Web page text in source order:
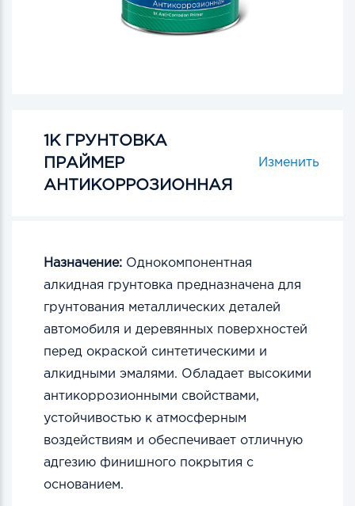
1К ГРУНТОВКА
ПРАЙМЕР
АНТИКОРРОЗИОННАЯ
Изменить
Назначение: Однокомпонентная
алкидная грунтовка предназначена для
грунтования металлических деталей
автомобиля и деревянных поверхностей
перед окраской синтетическими и
алкидными эмалями. Обладает высокими
антикоррозионными свойствами,
устойчивостью к атмосферным
воздействиям и обеспечивает отличную
адгезию финишного покрытия с
основанием.